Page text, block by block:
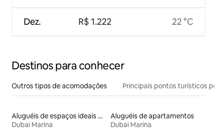
Dez. R$ 1.222 22 °C
Destinos para conhecer
Outros tipos de acomodações Principais pontos turísticos
Aluguéis de espaços ideais para famílias
Dubai Marina
Aluguéis de apartamentos
Dubai Marina